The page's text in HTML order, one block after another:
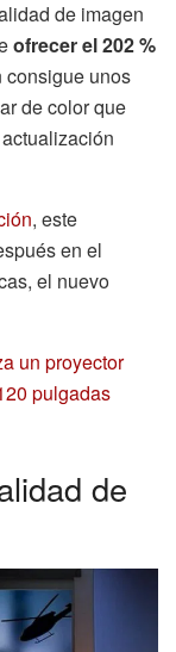
de imagen
ofrecer el 202 %
consigue unos
de color que
, este
en el
el nuevo
un proyector
pulgadas
de